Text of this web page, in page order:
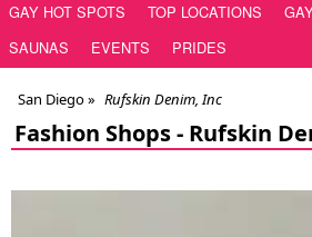
GAY HOT SPOTS TOP LOCATIONS
SAUNAS
EVENTS PRIDES
San Diego» Rufskin Denim, Inc
Fashion Shops - Rufskin